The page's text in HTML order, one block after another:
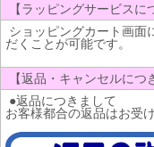
【ラッピングサービスに
ショッピングカート画面
だくことが可能です。
【返品・キャンセルにつ
●返品につきまして
お客様都合の返品はお受